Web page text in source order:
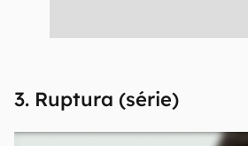
3. Ruptura (série)